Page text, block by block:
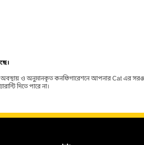
অবস্থায় ও অনুমানকৃত কনফিগারেশনে আপনার Cat এর
দিতে পারে না।